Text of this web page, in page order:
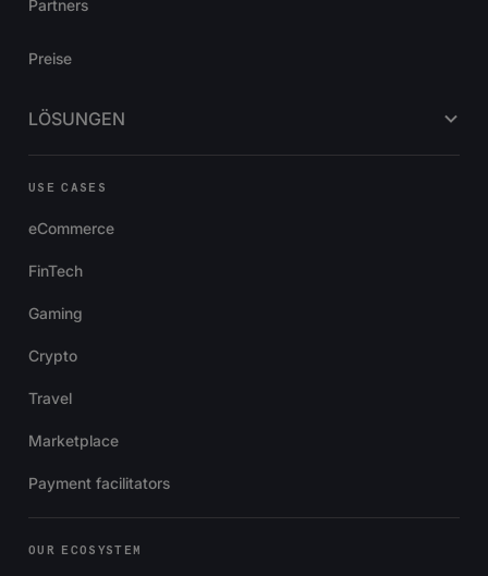
Partners
Preise
LÖSUNGEN
USE CASES
eCommerce
FinTech
Gaming
Crypto
Travel
Marketplace
Payment facilitators
OUR ECOSYSTEM